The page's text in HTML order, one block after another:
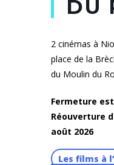
DU
2 cinémas à
place de la
du Moulin du
Fermeture
Réouverture
août 2026
Les films à